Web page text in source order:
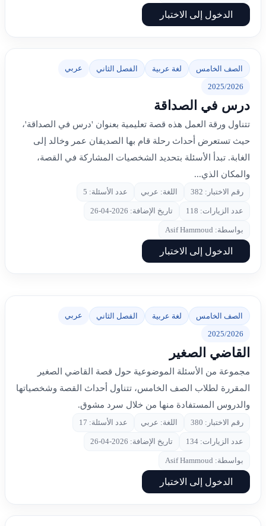
الدخول إلى الاختبار
الصف الخامس لغة عربية الفصل الثاني عربي
2025/2026
درس في الصداقة
تتناول ورقة العمل هذه قصة تعليمية بعنوان 'درس في الصداقة'،
حيث تستعرض أحداث رحلة قام بها الصديقان عمر وخالد إلى
الغابة. تبدأ الأسئلة بتحديد الشخصيات المشاركة في القصة،
والمكان الذي...
رقم الاختبار: 382 اللغة: عربي عدد الأسئلة: 5
عدد الزيارات: 118 تاريخ الإضافة: 2026-04-26
بواسطة: Asif Hammoud
الدخول إلى الاختبار
الصف الخامس لغة عربية الفصل الثاني عربي
2025/2026
القاضي الصغير
مجموعة من الأسئلة الموضوعية حول قصة القاضي الصغير
المقررة لطلاب الصف الخامس، تتناول أحداث القصة وشخصياتها
والدروس المستفادة منها من خلال سرد مشوق.
رقم الاختبار: 380 اللغة: عربي عدد الأسئلة: 17
عدد الزيارات: 134 تاريخ الإضافة: 2026-04-26
بواسطة: Asif Hammoud
الدخول إلى الاختبار